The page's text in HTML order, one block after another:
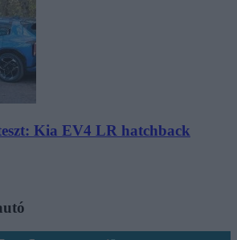
Kia EV4 LR hatchback